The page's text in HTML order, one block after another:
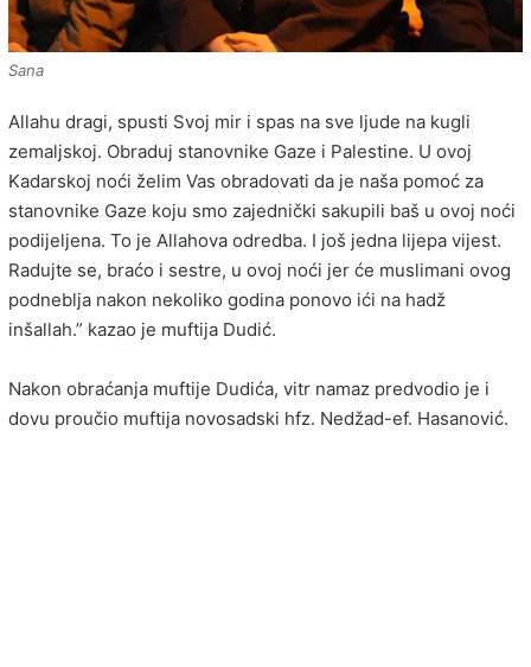
Sana
Allahu dragi, spusti Svoj mir i spas na sve ljude na kugli
zemaljskoj. Obraduj stanovnike Gaze i Palestine. U ovoj
Kadarskoj noći želim Vas obradovati da je naša pomoć za
stanovnike Gaze koju smo zajednički sakupili baš u ovoj noći
podijeljena. To je Allahova odredba. I još jedna lijepa vijest.
Radujte se, braćo i sestre, u ovoj noći jer će muslimani ovog
podneblja nakon nekoliko godina ponovo ići na hadž
inšallah.” kazao je muftija Dudić.
Nakon obraćanja muftije Dudića, vitr namaz predvodio je i
dovu proučio muftija novosadski hfz. Nedžad-ef. Hasanović.